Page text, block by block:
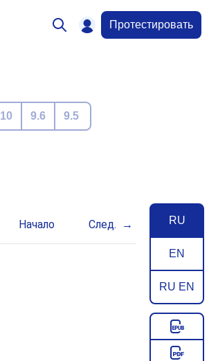
Протестировать
10 9.6 9.5
RU
EN
RU EN
Начало След.